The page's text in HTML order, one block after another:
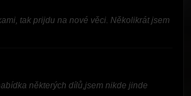
tak prijdu na nové věci. Několikrát jsem
některých dílů,jsem nikde jinde